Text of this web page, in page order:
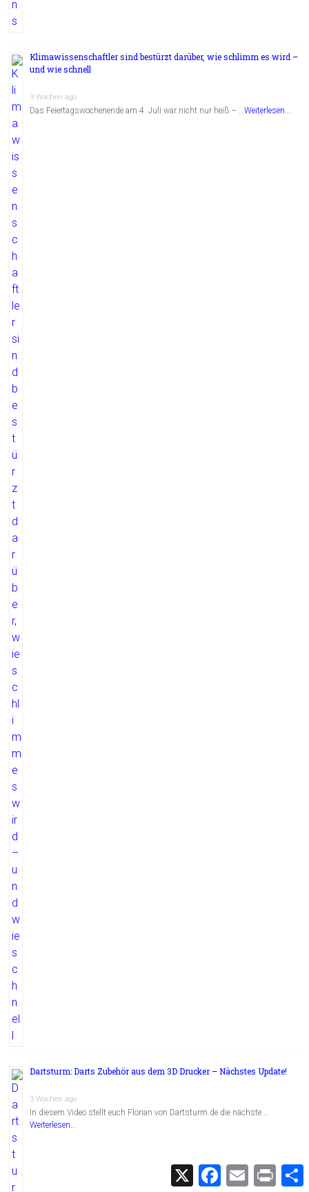
Klimawissenschaftler sind bestürzt darüber, wie schlimm es wird –
und wie schnell
3 Wochen ago
Das Feiertagswochenende am 4. Juli war nicht nur heiß – …Weiterlesen...
Dartsturm: Darts Zubehör aus dem 3D Drucker – Nächstes Update!
3 Wochen ago
In diesem Video stellt euch Florian von Dartsturm.de die nächste …
Weiterlesen...
X
F
E
m
P